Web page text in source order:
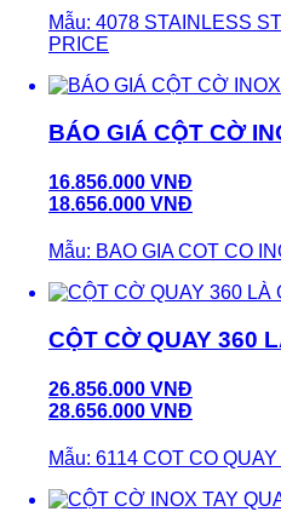
Mẫu: 4078 STAINLESS
PRICE
BÁO GIÁ CỘT CỜ
16.856.000 VNĐ
18.656.000 VNĐ
Mẫu: BAO GIA COT CO
CỘT CỜ QUAY 360
26.856.000 VNĐ
28.656.000 VNĐ
Mẫu: 6114 COT CO QUAY